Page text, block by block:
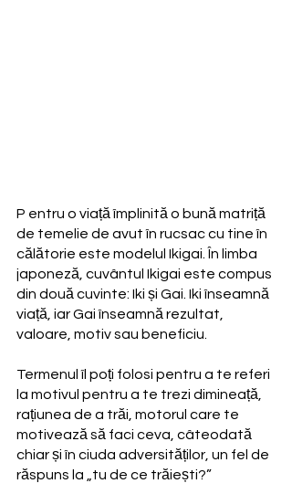
P entru o viață împlinită o bună matriță
de temelie de avut în rucsac cu tine în
călătorie este modelul Ikigai. În limba
japoneză, cuvântul Ikigai este compus
din două cuvinte: Iki și Gai. Iki înseamnă
viață, iar Gai înseamnă rezultat,
valoare, motiv sau beneficiu.
Termenul îl poți folosi pentru a te referi
la motivul pentru a te trezi dimineață,
rațiunea de a trăi, motorul care te
motivează să faci ceva, câteodată
chiar și în ciuda adversităților, un fel de
răspuns la „tu de ce trăiești?”